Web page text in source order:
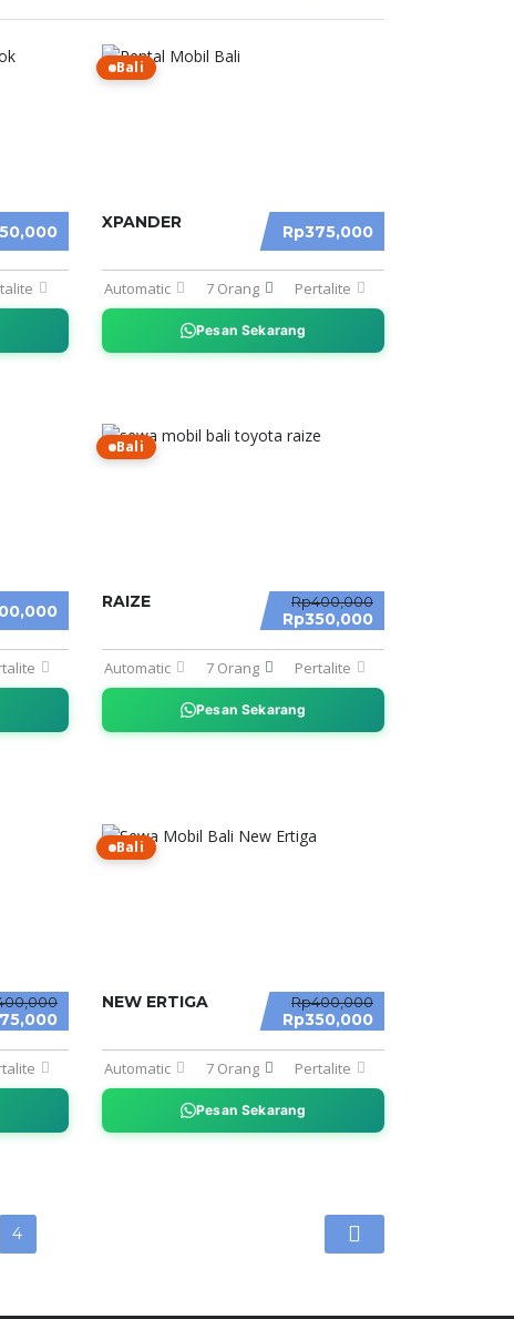
Rp375,000
XPANDER
Automatic 7 Orang Pertalite
Pesan Sekarang
Bali
Rp400,000
Rp350,000
RAIZE
Automatic 7 Orang Pertalite
Pesan Sekarang
Bali
Rp400,000
Rp350,000
NEW ERTIGA
Automatic 7 Orang Pertalite
Pesan Sekarang
Bali
4